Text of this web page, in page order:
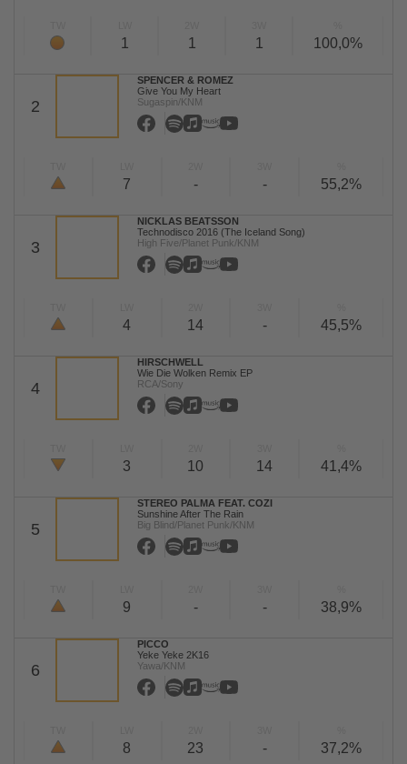
1 1 1 100,0%
2
SPENCER & ROMEZ
Give You My Heart
Sugaspin/KNM
7 - - 55,2%
3
NICKLAS BEATSSON
Technodisco 2016 (The Iceland Song)
High Five/Planet Punk/KNM
4 14 - 45,5%
4
HIRSCHWELL
Wie Die Wolken Remix EP
RCA/Sony
3 10 14 41,4%
5
STEREO PALMA FEAT. COZI
Sunshine After The Rain
Big Blind/Planet Punk/KNM
9 - - 38,9%
6
PICCO
Yeke Yeke 2K16
Yawa/KNM
8 23 - 37,2%